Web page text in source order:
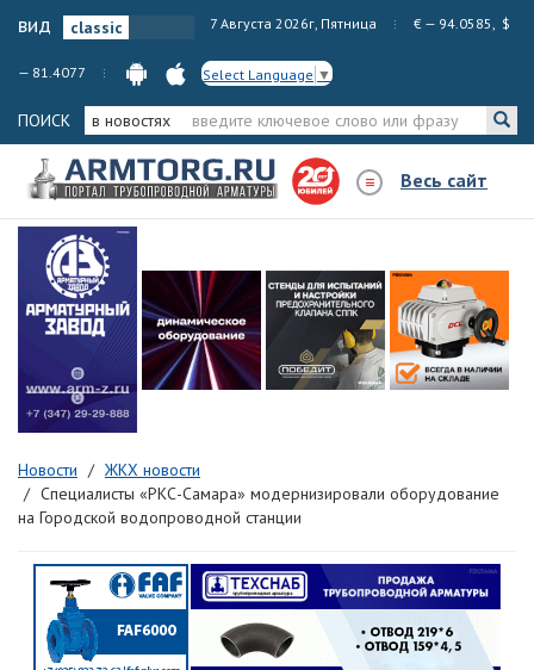
вид 7 Августа 2026г, Пятница € — 94.0585, $
— 81.4077 Select Language ▼
ПОИСК в новостях
Весь сайт
Новости
ЖКХ новости
Специалисты «РКС-Самара» модернизировали оборудование
на Городской водопроводной станции